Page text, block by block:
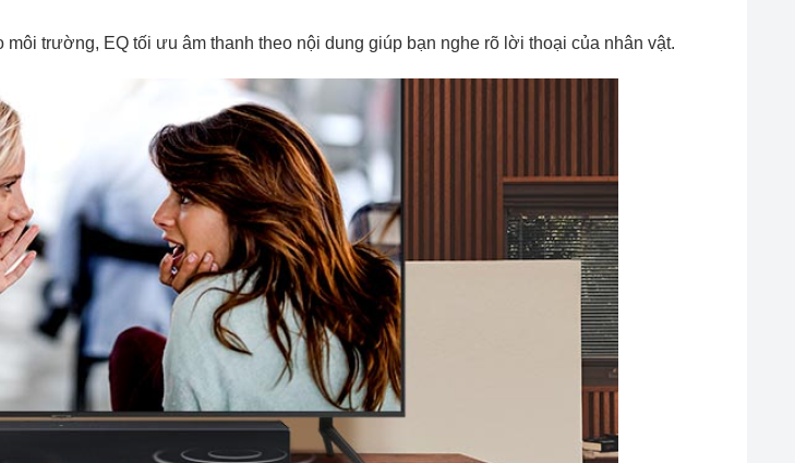
trường, EQ tối ưu âm thanh theo nội dung giúp bạn nghe rõ lời thoại của nhân vật.